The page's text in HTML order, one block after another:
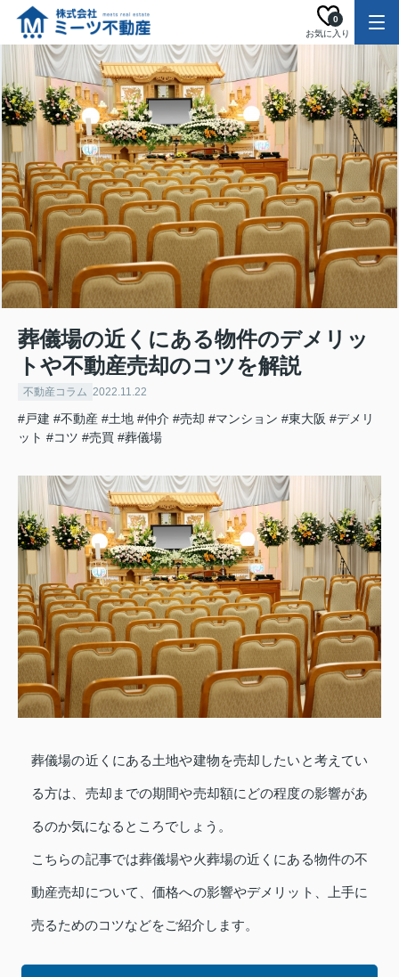
お気に入り
0
葬儀場の近くにある物件のデメリッ
トや不動産売却のコツを解説
不動産コラム 2022.11.22
#戸建 #不動産 #土地 #仲介 #売却 #マンション #東大阪 #デメリ
ット #コツ #売買 #葬儀場
葬儀場の近くにある土地や建物を売却したいと考えてい
る方は、売却までの期間や売却額にどの程度の影響があ
るのか気になるところでしょう。
こちらの記事では葬儀場や火葬場の近くにある物件の不
動産売却について、価格への影響やデメリット、上手に
売るためのコツなどをご紹介します。